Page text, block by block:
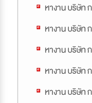
หางาน บริษัท
หางาน บริษัท
หางาน บริษัท
หางาน บริษัท
หางาน บริษัท